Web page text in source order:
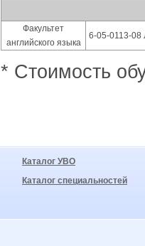
Факультет
английского языка
6-05-0113-08
* Стоимость
Каталог УВО
Каталог специальностей